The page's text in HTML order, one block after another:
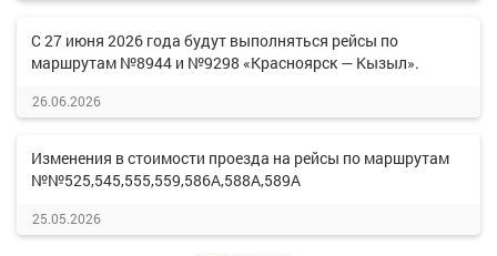
С 27 июня 2026 года будут выполняться рейсы по
маршрутам №8944 и №9298 «Красноярск — Кызыл».
26.06.2026
Изменения в стоимости проезда на рейсы по маршрутам
№№525,545,555,559,586А,588А,589А
25.05.2026